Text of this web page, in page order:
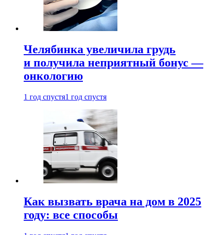
Челябинка увеличила грудь
и получила неприятный бонус —
онкологию
1 год спустя1 год спустя
Как вызвать врача на дом в 2025
году: все способы